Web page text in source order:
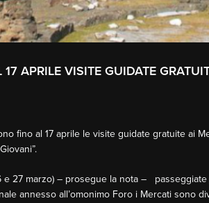
APRILE VISITE GUIDATE
fino al 17 aprile le visite guidate gratuite ai
e 27 marzo) – prosegue la nota –
annesso all’omonimo Foro i Mercati sono